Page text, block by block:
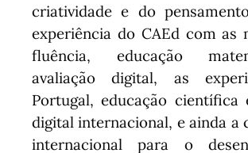
criatividade e do
experiência do CAEd com as
fluência, educação
avaliação digital, as
Portugal, educação científica
digital internacional, e ainda a
internacional para o